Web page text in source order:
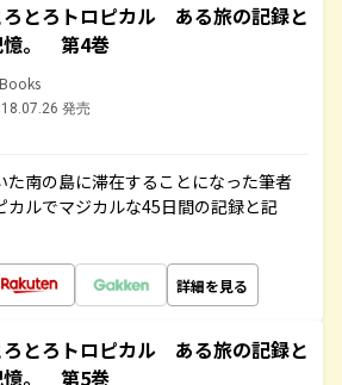
ろとろトロピカル ある旅の記録と
憶。 第4巻
発売
た南の島に滞在することになった筆者
カルでマジカルな45日間の記録と記
詳細を見る
ろとろトロピカル ある旅の記録と
憶。 第5巻